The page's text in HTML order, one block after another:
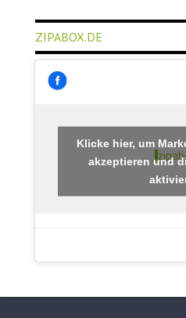
ZIPABOX.DE
Klicke hier, um
akzeptieren und